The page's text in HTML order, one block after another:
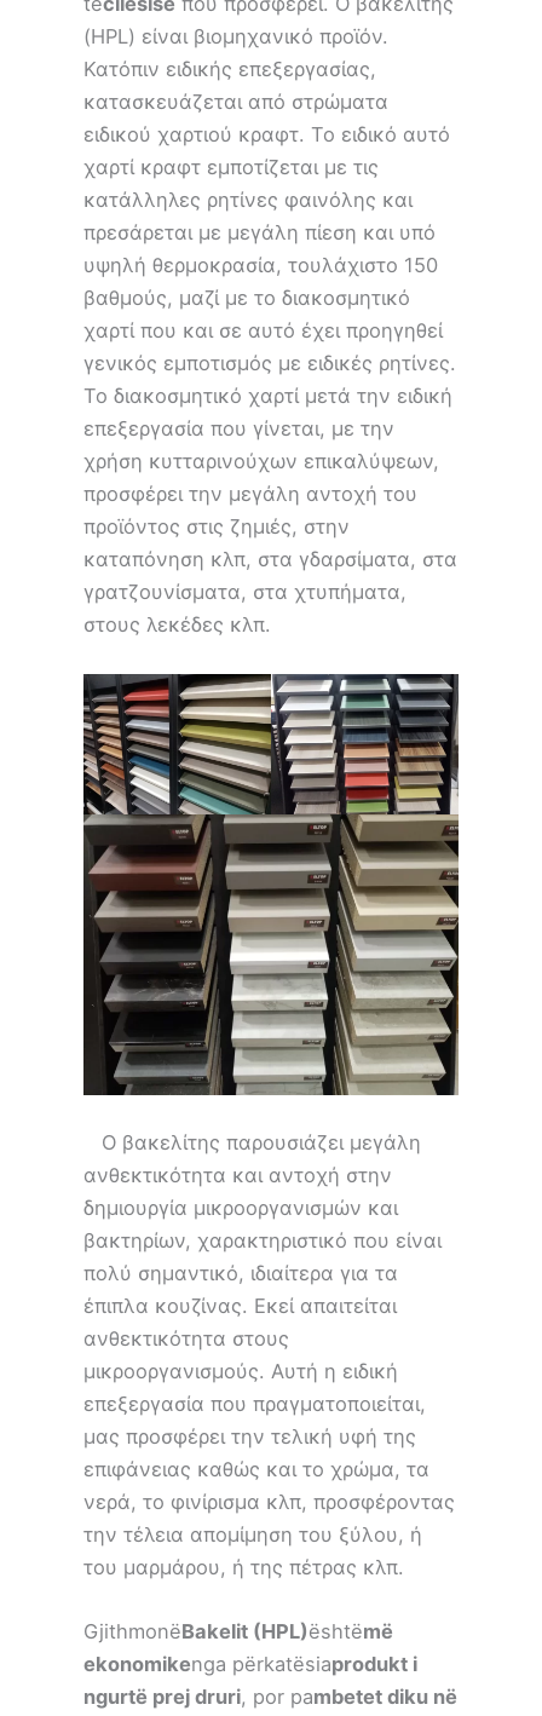
(HPL) είναι βιομηχανικό προϊόν.
Κατόπιν ειδικής επεξεργασίας,
κατασκευάζεται από στρώματα
ειδικού χαρτιού κραφτ. Το ειδικό αυτό
χαρτί κραφτ εμποτίζεται με τις
κατάλληλες ρητίνες φαινόλης και
πρεσάρεται με μεγάλη πίεση και υπό
υψηλή θερμοκρασία, τουλάχιστο 150
βαθμούς, μαζί με το διακοσμητικό
χαρτί που και σε αυτό έχει προηγηθεί
γενικός εμποτισμός με ειδικές ρητίνες.
Το διακοσμητικό χαρτί μετά την ειδική
επεξεργασία που γίνεται, με την
χρήση κυτταρινούχων επικαλύψεων,
προσφέρει την μεγάλη αντοχή του
προϊόντος στις ζημιές, στην
καταπόνηση κλπ, στα γδαρσίματα, στα
γρατζουνίσματα, στα χτυπήματα,
στους λεκέδες κλπ.
Ο βακελίτης παρουσιάζει μεγάλη
ανθεκτικότητα και αντοχή στην
δημιουργία μικροοργανισμών και
βακτηρίων, χαρακτηριστικό που είναι
πολύ σημαντικό, ιδιαίτερα για τα
έπιπλα κουζίνας. Εκεί απαιτείται
ανθεκτικότητα στους
μικροοργανισμούς. Αυτή η ειδική
επεξεργασία που πραγματοποιείται,
μας προσφέρει την τελική υφή της
επιφάνειας καθώς και το χρώμα, τα
νερά, το φινίρισμα κλπ, προσφέροντας
την τέλεια απομίμηση του ξύλου, ή
του μαρμάρου, ή της πέτρας κλπ.
GjithmonëBakelit (HPL)ështëmë
ekonomikenga përkatësiaprodukt i
ngurtë prej druri, por pambetet diku në